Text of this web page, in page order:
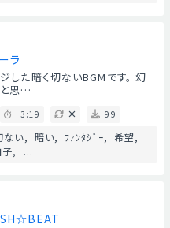
ラ
した暗く切ないBGMです。 幻
思…
3:19 99
ない 暗い ﾌｧﾝﾀｼﾞｰ
希望
...